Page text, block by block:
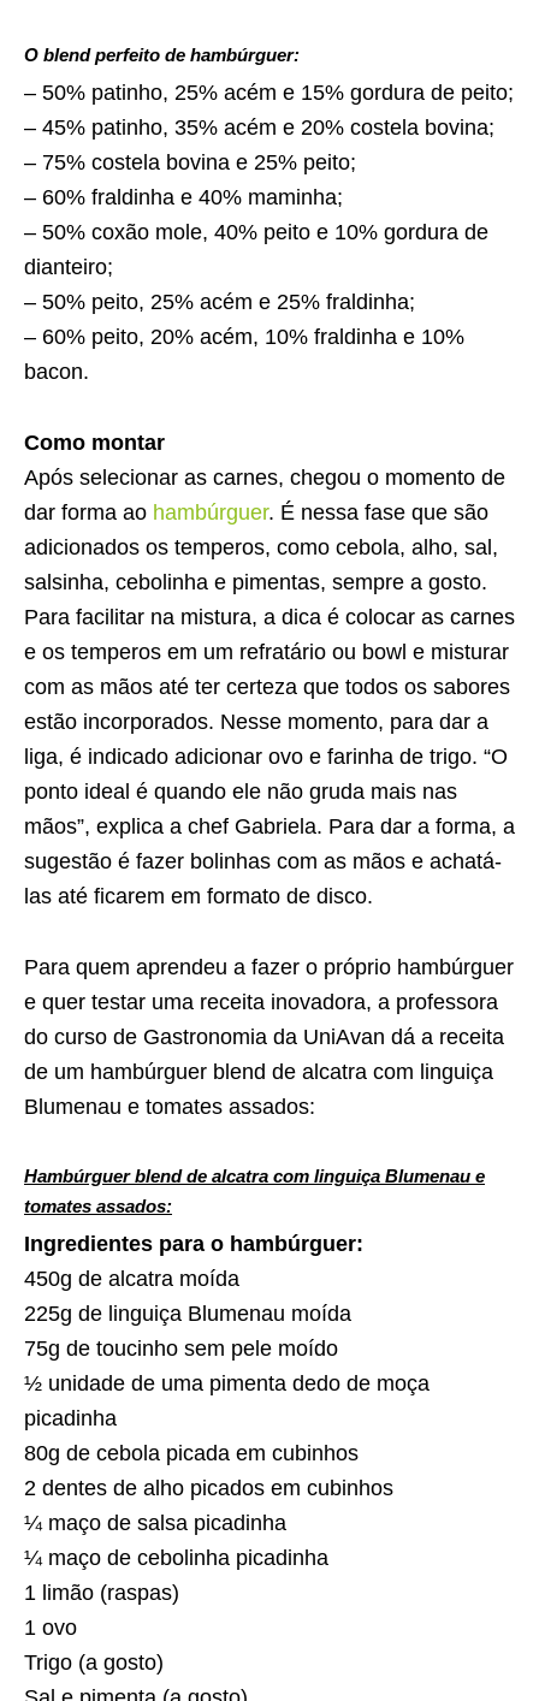
O blend perfeito de hambúrguer:
– 50% patinho, 25% acém e 15% gordura de peito;
– 45% patinho, 35% acém e 20% costela bovina;
– 75% costela bovina e 25% peito;
– 60% fraldinha e 40% maminha;
– 50% coxão mole, 40% peito e 10% gordura de
dianteiro;
– 50% peito, 25% acém e 25% fraldinha;
– 60% peito, 20% acém, 10% fraldinha e 10%
bacon.
Como montar
Após selecionar as carnes, chegou o momento de
dar forma ao hambúrguer. É nessa fase que são
adicionados os temperos, como cebola, alho, sal,
salsinha, cebolinha e pimentas, sempre a gosto.
Para facilitar na mistura, a dica é colocar as carnes
e os temperos em um refratário ou bowl e misturar
com as mãos até ter certeza que todos os sabores
estão incorporados. Nesse momento, para dar a
liga, é indicado adicionar ovo e farinha de trigo. “O
ponto ideal é quando ele não gruda mais nas
mãos”, explica a chef Gabriela. Para dar a forma, a
sugestão é fazer bolinhas com as mãos e achatá-
las até ficarem em formato de disco.
Para quem aprendeu a fazer o próprio hambúrguer
e quer testar uma receita inovadora, a professora
do curso de Gastronomia da UniAvan dá a receita
de um hambúrguer blend de alcatra com linguiça
Blumenau e tomates assados:
Hambúrguer blend de alcatra com linguiça Blumenau e
tomates assados:
Ingredientes para o hambúrguer:
450g de alcatra moída
225g de linguiça Blumenau moída
75g de toucinho sem pele moído
½ unidade de uma pimenta dedo de moça
picadinha
80g de cebola picada em cubinhos
2 dentes de alho picados em cubinhos
¼ maço de salsa picadinha
¼ maço de cebolinha picadinha
1 limão (raspas)
1 ovo
Trigo (a gosto)